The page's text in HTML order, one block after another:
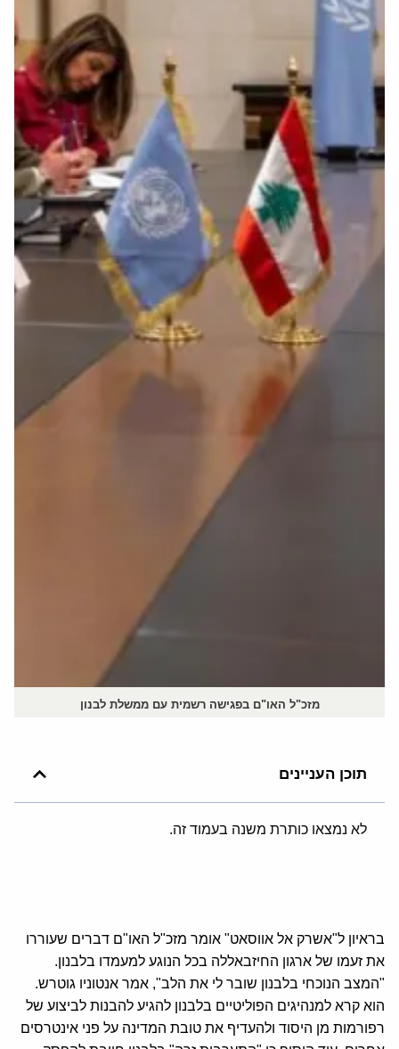
מזכ"ל האו"ם בפגישה רשמית עם ממשלת לבנון
תוכן העניינים
לא נמצאו כותרת משנה בעמוד זה.
בראיון ל"אשרק אל אווסאט" אומר מזכ"ל האו"ם דברים שעוררו
את זעמו של ארגון החיזבאללה בכל הנוגע למעמדו בלבנון.
"המצב הנוכחי בלבנון שובר לי את הלב", אמר אנטוניו גוטרש.
הוא קרא למנהיגים הפוליטיים בלבנון להגיע להבנות לביצוע של
רפורמות מן היסוד ולהעדיף את טובת המדינה על פני אינטרסים